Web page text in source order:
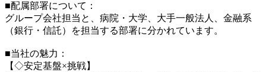
■配属部署について：
グループ会社担当と、病院・大学、大手一般法人、金融系
（銀行・信託）を担当する部署に分かれています。
■当社の魅力：
【◇安定基盤×挑戦】